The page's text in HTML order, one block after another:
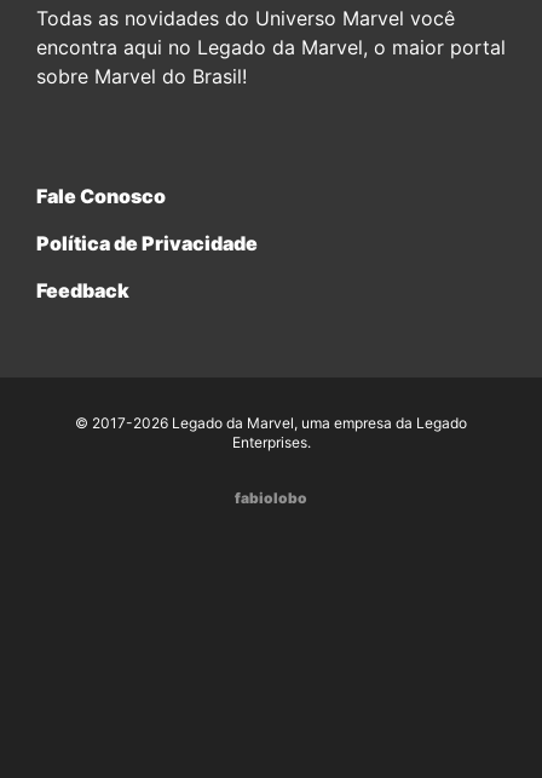
Todas as novidades do Universo Marvel você
encontra aqui no Legado da Marvel, o maior portal
sobre Marvel do Brasil!
Fale Conosco
Política de Privacidade
Feedback
© 2017-2026 Legado da Marvel, uma empresa da Legado
Enterprises.
fabiolobo